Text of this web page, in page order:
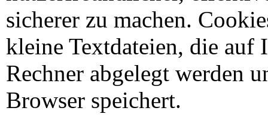
sicherer zu machen.
kleine Textdateien, die auf
Rechner abgelegt werden
Browser speichert.